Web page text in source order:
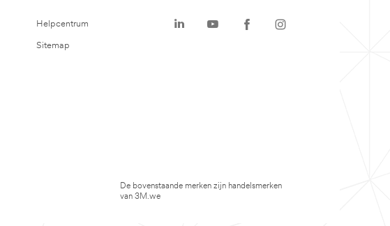
Helpcentrum
Sitemap
De bovenstaande merken zijn handelsmerken
van 3M.we